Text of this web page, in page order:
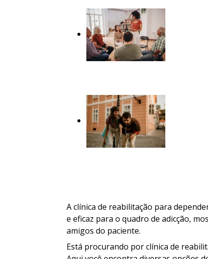
A clínica de reabilitação para
e eficaz para o quadro de adicção,
amigos do paciente.
Está procurando por clínica de